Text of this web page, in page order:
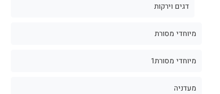
דגים וירקות
מיוחדי מסורת
מיוחדי מסורת1
מעדניה